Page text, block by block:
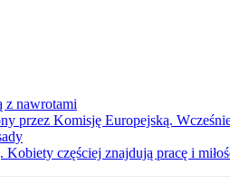
z nawrotami
przez Komisję Europejską.
częściej znajdują pracę i